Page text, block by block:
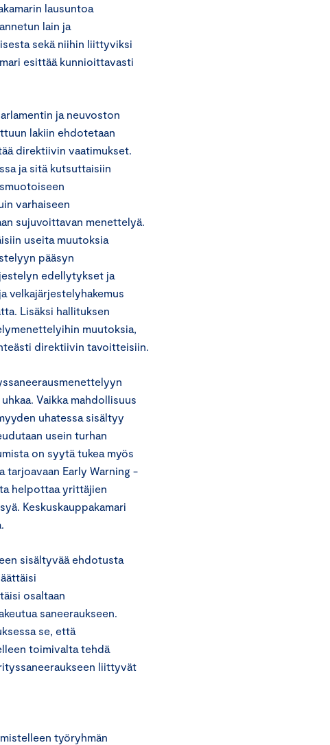
lausuntoa
lain ja
sekä niihin liittyviksi
esittää kunnioittavasti
ja neuvoston
lakiin ehdotetaan
direktiivin vaatimukset.
ja sitä kutsuttaisiin
varhaiseen
sujuvoittavan menettelyä.
useita muutoksia
pääsyn
edellytykset ja
velkajärjestelyhakemus
Lisäksi hallituksen
muutoksia,
direktiivin tavoitteisiin.
Vaikka mahdollisuus
uhatessa sisältyy
usein turhan
on syytä tukea myös
Early Warning -
helpottaa yrittäjien
Keskuskauppakamari
sisältyvää ehdotusta
osaltaan
saneeraukseen.
se, että
toimivalta tehdä
liittyvät
työryhmän